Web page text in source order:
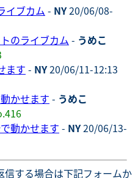
イブカム - NY20/06/08-
のライブカム - うめこ
ます - NY20/06/11-12:13
かせます - うめこ
動かせます - NY20/06/13-
信する場合は下記フォームか